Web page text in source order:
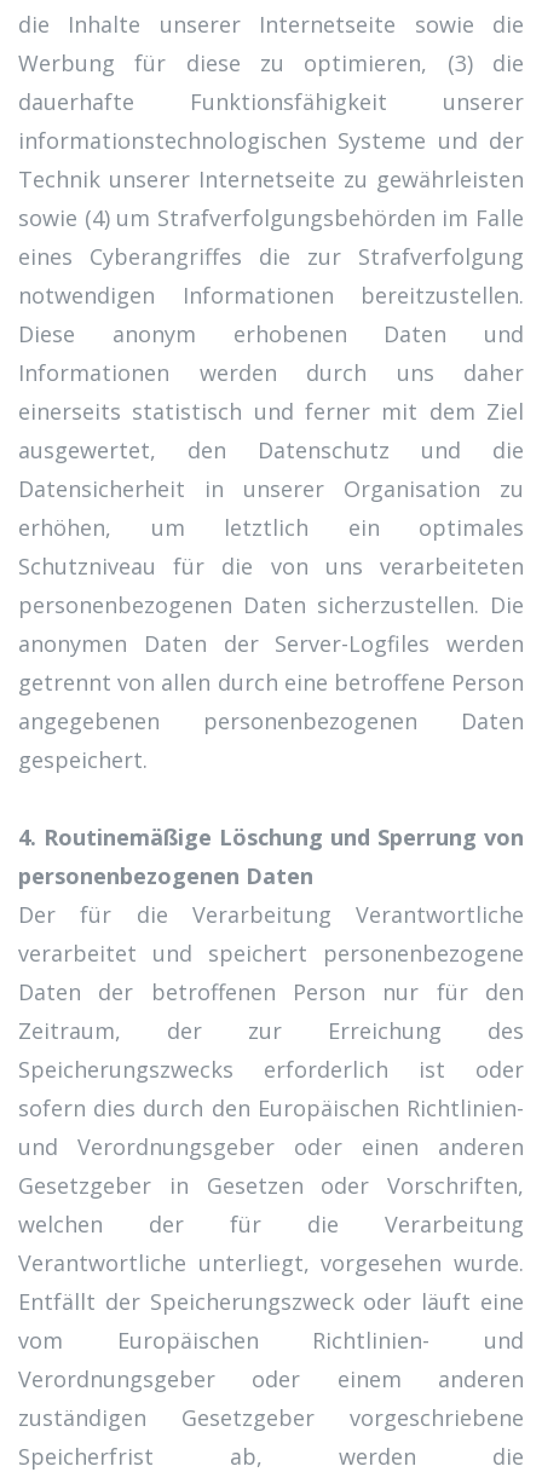
die Inhalte unserer Internetseite sowie die
Werbung für diese zu optimieren, (3) die
dauerhafte Funktionsfähigkeit unserer
informationstechnologischen Systeme und der
Technik unserer Internetseite zu gewährleisten
sowie (4) um Strafverfolgungsbehörden im Falle
eines Cyberangriffes die zur Strafverfolgung
notwendigen Informationen bereitzustellen.
Diese anonym erhobenen Daten und
Informationen werden durch uns daher
einerseits statistisch und ferner mit dem Ziel
ausgewertet, den Datenschutz und die
Datensicherheit in unserer Organisation zu
erhöhen, um letztlich ein optimales
Schutzniveau für die von uns verarbeiteten
personenbezogenen Daten sicherzustellen. Die
anonymen Daten der Server-Logfiles werden
getrennt von allen durch eine betroffene Person
angegebenen personenbezogenen Daten
gespeichert.
4. Routinemäßige Löschung und Sperrung von
personenbezogenen Daten
Der für die Verarbeitung Verantwortliche
verarbeitet und speichert personenbezogene
Daten der betroffenen Person nur für den
Zeitraum, der zur Erreichung des
Speicherungszwecks erforderlich ist oder
sofern dies durch den Europäischen Richtlinien-
und Verordnungsgeber oder einen anderen
Gesetzgeber in Gesetzen oder Vorschriften,
welchen der für die Verarbeitung
Verantwortliche unterliegt, vorgesehen wurde.
Entfällt der Speicherungszweck oder läuft eine
vom Europäischen Richtlinien- und
Verordnungsgeber oder einem anderen
zuständigen Gesetzgeber vorgeschriebene
Speicherfrist ab, werden die